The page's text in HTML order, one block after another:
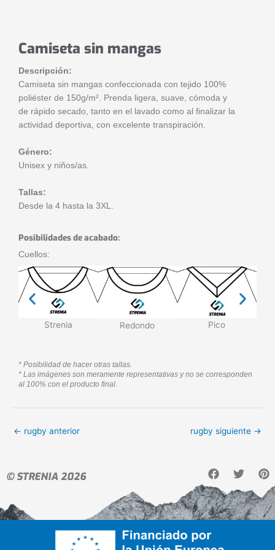
Camiseta sin mangas
Descripción:
Camiseta sin mangas confeccionada con tejido 100%
poliéster de 150g/m². Prenda ligera, suave, cómoda y
de rápido secado, tanto en el lavado como al finalizar la
actividad deportiva, con excelente transpiración.
Género:
Unisex y niños/as.
Tallas:
Desde la 4 hasta la 3XL.
Posibilidades de acabado:
Cuellos:
Strenia Redondo Pico
* Posibilidad de hacer otras tallas.
* Las imágenes son meramente representativas y no se corresponden
al 100% con el producto final.
← rugby anterior rugby siguiente →
© STRENIA 2026
F
a
c
e
b
o
k
T
w
i
t
t
e
P
i
n
t
e
r